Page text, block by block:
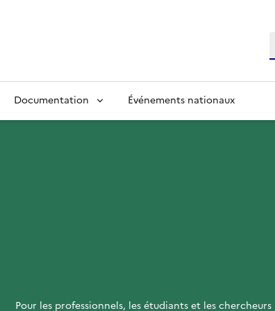
Documentation Événements nationaux
Pour les professionnels, les étudiants et les chercheurs